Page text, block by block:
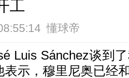
工
懂球帝
Luis Sánchez谈到
表示，穆里尼奥已经